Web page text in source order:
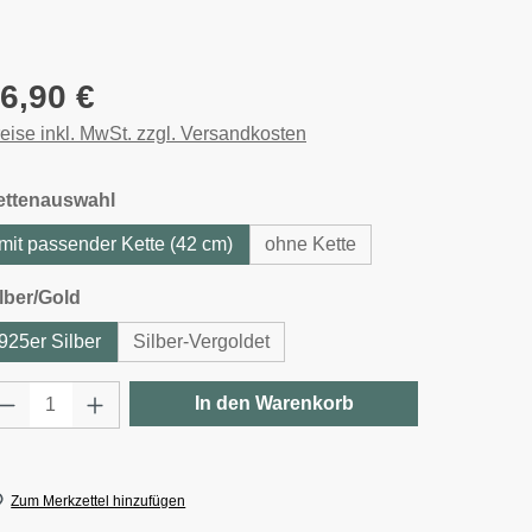
Preis:
€
inkl. MwSt. zzgl. Versandkosten
auswählen
mit passender Kette (42 cm) ohne Kette
Gold
Silber Silber-Vergoldet
Anzahl: Gib den gewünschten
In den Warenkorb
Zum Merkzettel hinzufügen